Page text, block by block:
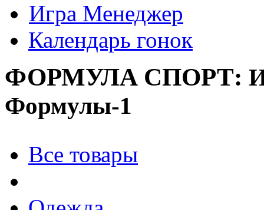
Игра Менеджер
Календарь гонок
ФОРМУЛА СПОРТ:
Формулы-1
Все товары